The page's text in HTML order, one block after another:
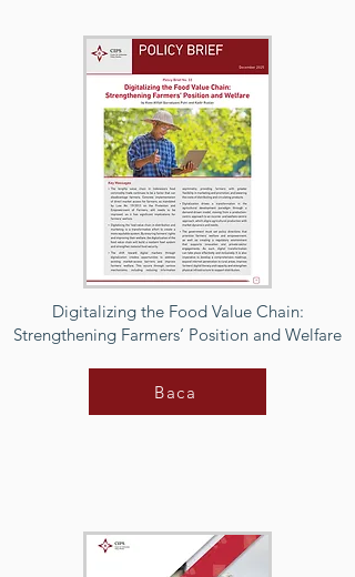
Digitalizing the Food Value Chain:
Strengthening Farmers’ Position and Welfare
Baca